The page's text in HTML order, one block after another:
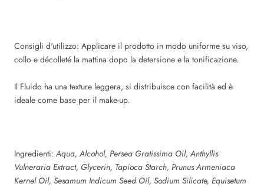
Consigli d'utilizzo: Applicare il prodotto in modo uniforme su viso,
collo e décolleté la mattina dopo la detersione e la tonificazione.
Il Fluido ha una texture leggera, si distribuisce con facilità ed è
ideale come base per il make-up.
Ingredienti: Aqua, Alcohol, Persea Gratissima Oil, Anthyllis
Vulneraria Extract, Glycerin, Tapioca Starch, Prunus Armeniaca
Kernel Oil, Sesamum Indicum Seed Oil, Sodium Silicate, Equisetum